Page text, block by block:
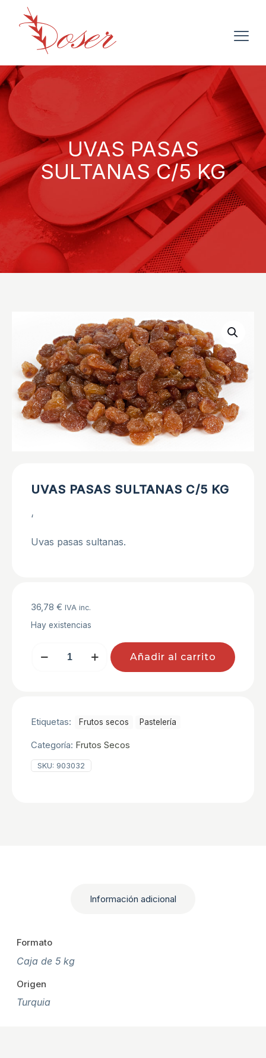
UVAS PASAS
SULTANAS C/5 KG
UVAS PASAS SULTANAS C/5 KG
‘
Uvas pasas sultanas.
36,78 € IVA inc.
Hay existencias
PASAS
Añadir al carrito
Etiquetas: Frutos secos Pastelerí­a
Categoría: Frutos Secos
SKU: 903032
Información adicional
Formato
Caja de 5 kg
Origen
Turquia